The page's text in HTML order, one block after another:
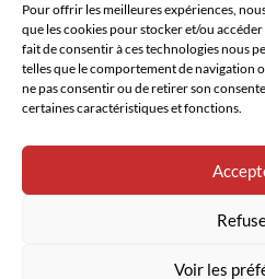
Pour offrir les meilleures expériences,
que les cookies pour stocker et/ou
fait de consentir à ces technologies nous
telles que le comportement de navigation
ne pas consentir ou de retirer son
certaines caractéristiques et fonctions.
Voir les
Conditions
Copyright © 2026 De
Site réalisé avec ❤️ par